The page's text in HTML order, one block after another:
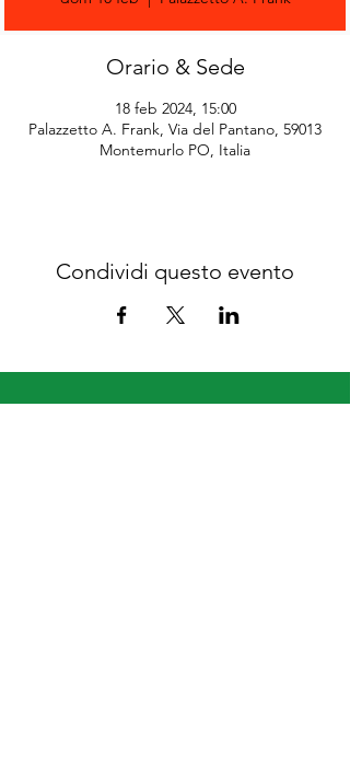
Orario & Sede
18 feb 2024, 15:00
Palazzetto A. Frank, Via del Pantano, 59013
Montemurlo PO, Italia
Condividi questo evento